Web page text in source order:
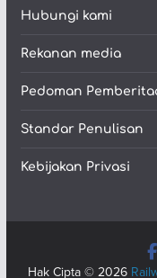
Hubungi kami
Rekanan media
Pedoman
Standar Penulisan
Kebijakan Privasi
Hak Cipta © 2026